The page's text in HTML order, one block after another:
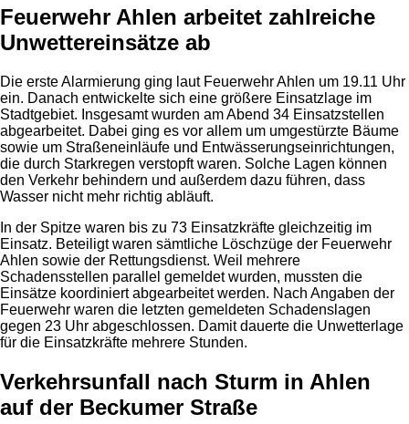
Feuerwehr Ahlen arbeitet zahlreiche
Unwettereinsätze ab
Die erste Alarmierung ging laut Feuerwehr Ahlen um 19.11 Uhr
ein. Danach entwickelte sich eine größere Einsatzlage im
Stadtgebiet. Insgesamt wurden am Abend 34 Einsatzstellen
abgearbeitet. Dabei ging es vor allem um umgestürzte Bäume
sowie um Straßeneinläufe und Entwässerungseinrichtungen,
die durch Starkregen verstopft waren. Solche Lagen können
den Verkehr behindern und außerdem dazu führen, dass
Wasser nicht mehr richtig abläuft.
In der Spitze waren bis zu 73 Einsatzkräfte gleichzeitig im
Einsatz. Beteiligt waren sämtliche Löschzüge der Feuerwehr
Ahlen sowie der Rettungsdienst. Weil mehrere
Schadensstellen parallel gemeldet wurden, mussten die
Einsätze koordiniert abgearbeitet werden. Nach Angaben der
Feuerwehr waren die letzten gemeldeten Schadenslagen
gegen 23 Uhr abgeschlossen. Damit dauerte die Unwetterlage
für die Einsatzkräfte mehrere Stunden.
Verkehrsunfall nach Sturm in Ahlen
auf der Beckumer Straße